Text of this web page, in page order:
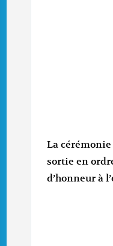
La
sortie en
d’honneur à